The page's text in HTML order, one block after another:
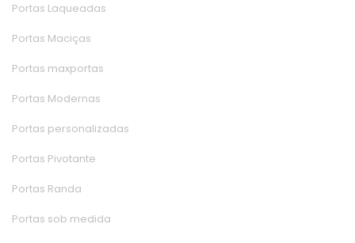
Portas Laqueada
Portas Maciça
Portas maxporta
Portas Moderna
Portas personalizada
Portas Pivotante
Portas Randa
Portas sob medida